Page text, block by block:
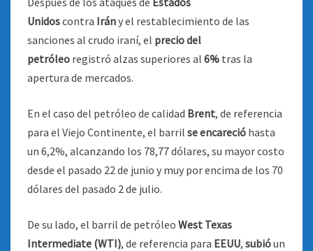
Unidoscontra Irány el restablecimiento de las
sanciones al crudo iraní, el precio del
petróleo registró alzas superiores al 6% tras la
apertura de mercados.
En el caso del petróleo de calidad Brent, de referencia
para el Viejo Continente, el barril se encareció hasta
un 6,2%, alcanzando los 78,77 dólares, su mayor costo
desde el pasado 22 de junio y muy por encima de los 70
dólares del pasado 2 de julio.
De su lado, el barril de petróleo West Texas
Intermediate (WTI), de referencia para EEUU, subióun